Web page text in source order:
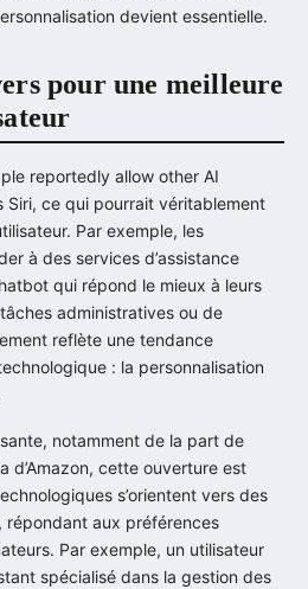
devient essentielle.
pour une meilleure
reportedly allow other AI
Siri, ce qui pourrait véritablement
Par exemple, les
à des services d’assistance
qui répond le mieux à leurs
administratives ou de
reflète une tendance
: la personnalisation
notamment de la part de
d’Amazon, cette ouverture est
s’orientent vers des
répondant aux préférences
Par exemple, un utilisateur
spécialisé dans la gestion des